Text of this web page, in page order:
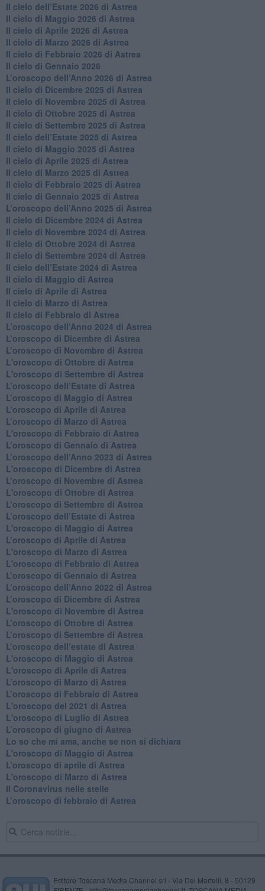
​Il cielo dell’Estate 2026 di Astrea
​Il cielo di Maggio 2026 di Astrea
​Il cielo di Aprile 2026 di Astrea
​Il cielo di Marzo 2026 di Astrea
​Il cielo di Febbraio 2026 di Astrea
Il cielo di Gennaio 2026
​L’oroscopo dell’Anno 2026 di Astrea
​Il cielo di Dicembre 2025 di Astrea
​Il cielo di Novembre 2025 di Astrea
​Il cielo di Ottobre 2025 di Astrea
Il cielo di Settembre 2025 di Astrea
Il cielo dell’Estate 2025 di Astrea
​Il cielo di Maggio 2025 di Astrea
​Il cielo di Aprile 2025 di Astrea
Il cielo di Marzo 2025 di Astrea
​Il cielo di Febbraio 2025 di Astrea
Il cielo di Gennaio 2025 di Astrea
​L’oroscopo dell’Anno 2025 di Astrea
​Il cielo di Dicembre 2024 di Astrea
Il cielo di Novembre 2024 di Astrea
​Il cielo di Ottobre 2024 di Astrea
​Il cielo di Settembre 2024 di Astrea
Il cielo dell’Estate 2024 di Astrea
Il cielo di Maggio di Astrea
Il cielo di Aprile di Astrea
​Il cielo di Marzo di Astrea
​Il cielo di Febbraio di Astrea
​L’oroscopo dell’Anno 2024 di Astrea
​L’oroscopo di Dicembre di Astrea
​L’oroscopo di Novembre di Astrea
L'oroscopo di Ottobre di Astrea
L'oroscopo di Settembre di Astrea
L’oroscopo dell’Estate di Astrea
​L’oroscopo di Maggio di Astrea
​L’oroscopo di Aprile di Astrea
L’oroscopo di Marzo di Astrea
L'oroscopo di Febbraio di Astrea
​L’oroscopo di Gennaio di Astrea
​L’oroscopo dell’Anno 2023 di Astrea
L'oroscopo di Dicembre di Astrea
L’oroscopo di Novembre di Astrea
L'oroscopo di Ottobre di Astrea
​L’oroscopo di Settembre di Astrea
​L’oroscopo dell’Estate di Astrea
L'oroscopo di Maggio di Astrea
​L’oroscopo di Aprile di Astrea
L'oroscopo di Marzo di Astrea
L'oroscopo di Febbraio di Astrea
​L’oroscopo di Gennaio di Astrea
​L’oroscopo dell’Anno 2022 di Astrea
​L’oroscopo di Dicembre di Astrea
L'oroscopo di Novembre di Astrea
​L’oroscopo di Ottobre di Astrea
​L’oroscopo di Settembre di Astrea
L’oroscopo dell’estate di Astrea
L'oroscopo di Maggio di Astrea
L'oroscopo di Aprile di Astrea
​L’oroscopo di Marzo di Astrea
​L’oroscopo di Febbraio di Astrea
L'oroscopo del 2021 di Astrea
L'oroscopo di Luglio di Astrea
​L’oroscopo di giugno di Astrea
​Lo so che mi ama, anche se non si dichiara
L'oroscopo di Maggio di Astrea
​L’oroscopo di aprile di Astrea
L'oroscopo di Marzo di Astrea
Il Coronavirus nelle stelle
​L’oroscopo di febbraio di Astrea
Editore Toscana Media Channel srl - Via Dei Martelli, 8 - 50129